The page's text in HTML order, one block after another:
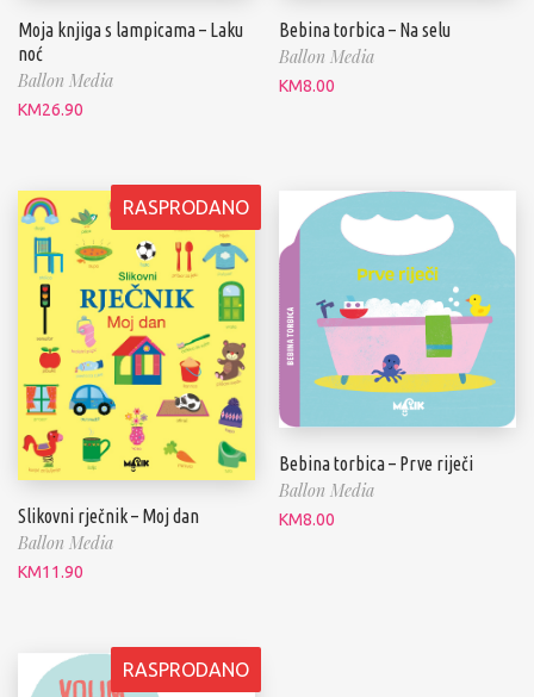
Moja knjiga s lampicama – Laku
noć
Ballon Media
KM26.90
Bebina torbica – Na selu
Ballon Media
KM8.00
RASPRODANO
Slikovni rječnik – Moj dan
Ballon Media
KM11.90
Bebina torbica – Prve riječi
Ballon Media
KM8.00
RASPRODANO